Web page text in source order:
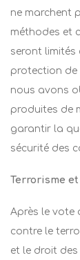
ne marchent
méthodes et
seront limités
protection de
nous avons
produites de
garantir la
sécurité des
Terrorisme
Après le vote
contre le
et le droit